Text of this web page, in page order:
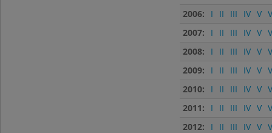
2006:
I II III IV V
2007:
I II III IV V
2008:
I II III IV V
2009:
I II III IV V
2010:
I II III IV V
2011:
I II III IV V
2012:
I II III IV V